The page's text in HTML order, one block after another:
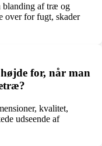
blanding af træ og
over for fugt, skader
for, når man
kvalitet,
udseende af